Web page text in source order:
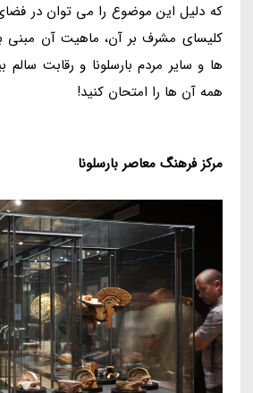
که دلیل این موضوع را می توان در
کلیسای مشرف بر آن، ماهیت آن مبنی
ها و سایر مردم بارسلونا و رقابت
همه آن ها را امتحان کنید!
مرکز فرهنگ معاصر بارسلونا